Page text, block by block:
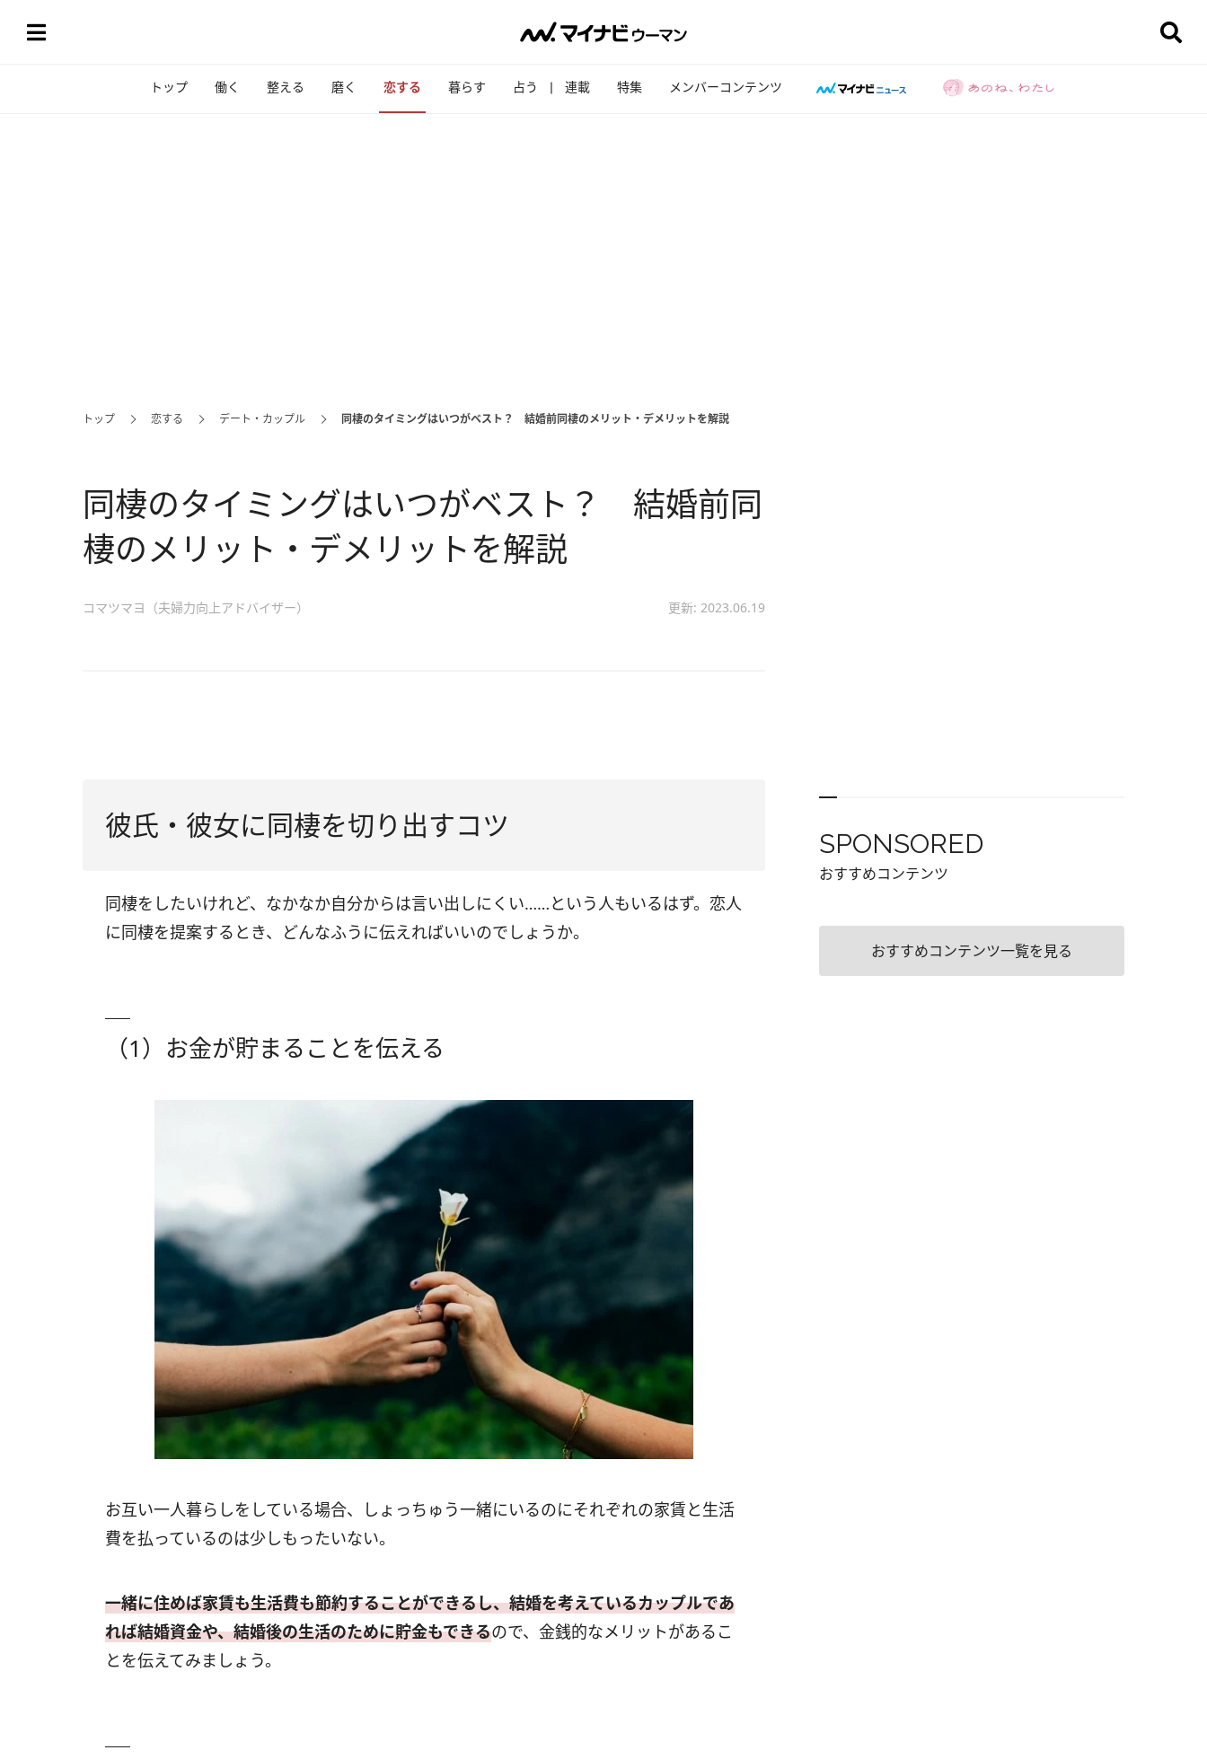
トップ 働く 整える 磨く 恋する 暮らす 占う 連載 特集 メンバーコンテンツ
トップ 恋する デート・カップル 同棲のタイミングはいつがベスト？ 結婚前同棲のメリット・デメリットを解説
同棲のタイミングはいつがベスト？ 結婚前同
棲のメリット・デメリットを解説
コマツマヨ（夫婦力向上アドバイザー） 更新: 2023.06.19
彼氏・彼女に同棲を切り出すコツ
同棲をしたいけれど、なかなか自分からは言い出しにくい……という人もいるはず。恋人
に同棲を提案するとき、どんなふうに伝えればいいのでしょうか。
（1）お金が貯まることを伝える
お互い一人暮らしをしている場合、しょっちゅう一緒にいるのにそれぞれの家賃と生活
費を払っているのは少しもったいない。
一緒に住めば家賃も生活費も節約することができるし、結婚を考えているカップルであ
れば結婚資金や、結婚後の生活のために貯金もできるので、金銭的なメリットがあるこ
とを伝えてみましょう。
SPONSORED
おすすめコンテンツ
おすすめコンテンツ一覧を見る